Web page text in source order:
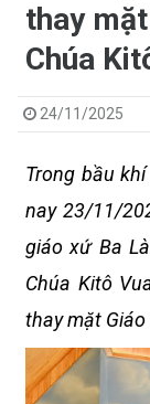
thay
Chúa
24/11/2025
Trong bầu
nay 23/11/
giáo xứ Ba
Chúa Kitô
thay mặt Giáo